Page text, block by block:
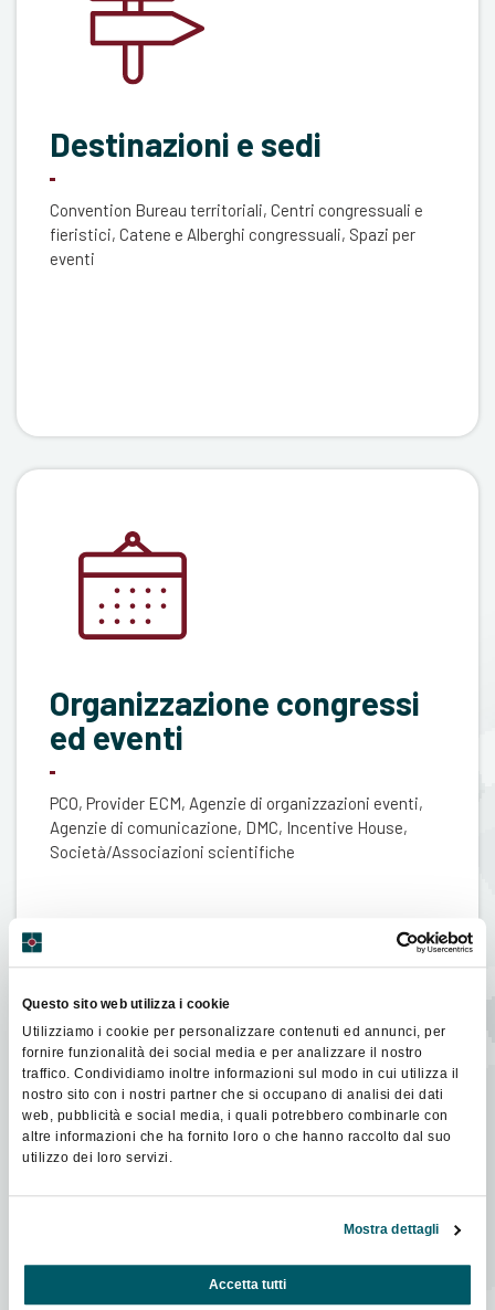
Questo sito web utilizza i cookie
Utilizziamo i cookie per personalizzare contenuti ed annunci, per
fornire funzionalità dei social media e per analizzare il nostro
traffico. Condividiamo inoltre informazioni sul modo in cui utilizza il
nostro sito con i nostri partner che si occupano di analisi dei dati
web, pubblicità e social media, i quali potrebbero combinarle con
altre informazioni che ha fornito loro o che hanno raccolto dal suo
utilizzo dei loro servizi.
Mostra dettagli
Accetta tutti
Destinazioni e sedi
Convention Bureau territoriali, Centri congressuali e
fieristici, Catene e Alberghi congressuali, Spazi per
eventi
Organizzazione congressi
ed eventi
PCO, Provider ECM, Agenzie di organizzazioni eventi,
Agenzie di comunicazione, DMC, Incentive House,
Società/Associazioni scientifiche
Servizi e consulenze